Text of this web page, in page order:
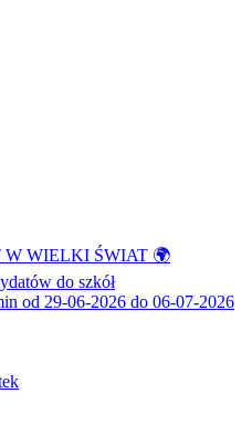
W WIELKI ŚWIAT 🌍
do szkół
od 29-06-2026 do 06-07-2026